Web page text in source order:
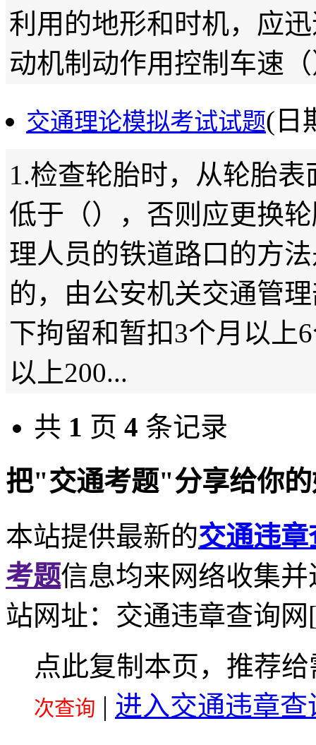
利用的地形和时机，应
动机制动作用控制车速
交通理论模拟考试试题(日
1.检查轮胎时，从轮胎
低于（），否则应更换
理人员的铁道路口的方
的，由公安机关交通管
下拘留和暂扣3个月以上
以上200...
共 1 页 4 条记录
把"交通考题"分享给你
本站提供最新的交通违章
考题信息均来网络收集
站网址：交通违章查询网
点此复制本页，推荐
次查询 | 进入交通违章